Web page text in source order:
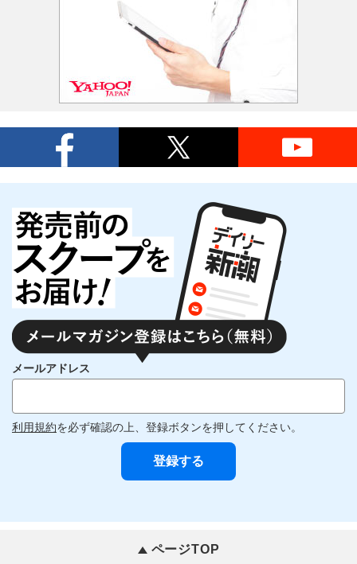
メールアドレス
利用規約を必ず確認の上、登録ボタンを押してください。
ページTOP